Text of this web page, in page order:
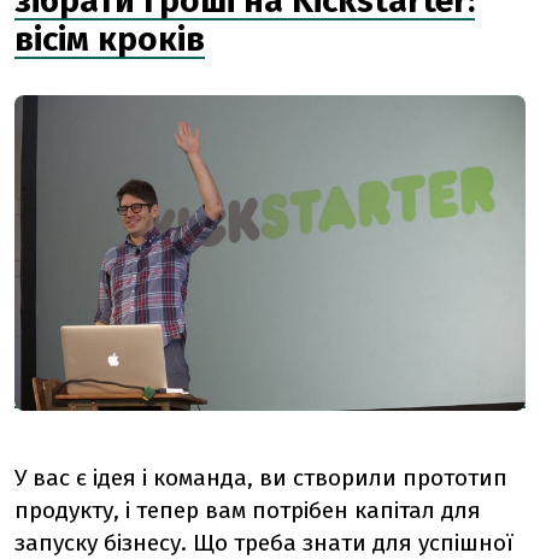
вісім кроків
У вас є ідея і команда, ви створили прототип
продукту, і тепер вам потрібен капітал для
запуску бізнесу. Що треба знати для успішної